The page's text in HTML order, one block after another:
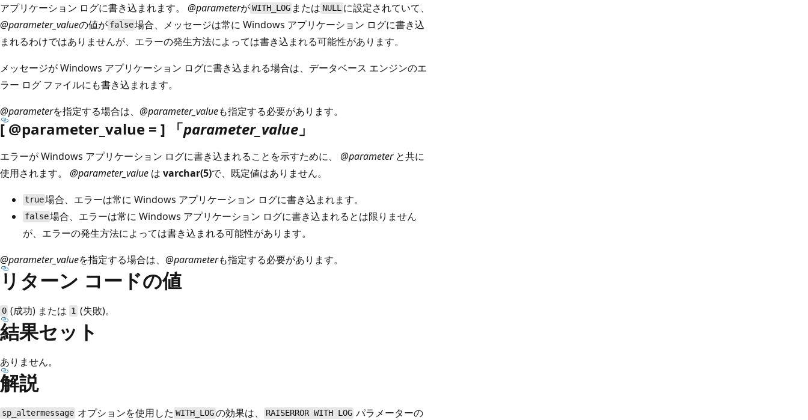
アプリケーション ログに書き込まれます。 @parameterがWITH_LOG または NULLに設定されていて、
@parameter_valueの値が false場合、メッセージは常に Windows アプリケーション ログに書き込
まれるわけではありませんが、エラーの発生方法によっては書き込まれる可能性があります。
メッセージが Windows アプリケーション ログに書き込まれる場合は、データベース エンジンのエ
ラー ログ ファイルにも書き込まれます。
@parameterを指定する場合は、 @parameter_valueも指定する必要があります。
[ @parameter_value = ] 「parameter_value 」
エラーが Windows アプリケーション ログに書き込まれることを示すために、 @parameterと共に
使用されます。 @parameter_value は varchar(5)で、既定値はありません。
true場合、エラーは常に Windows アプリケーション ログに書き込まれます。
false場合、エラーは常に Windows アプリケーション ログに書き込まれるとは限りません
が、エラーの発生方法によっては書き込まれる可能性があります。
@parameter_valueを指定する場合は、 @parameterも指定する必要があります。
リターン コードの値
0 (成功) または 1(失敗)。
結果セット
ありません。
解説
sp_altermessage オプションを使用した WITH_LOGの効果は、 RAISERROR WITH LOG パラメーターの